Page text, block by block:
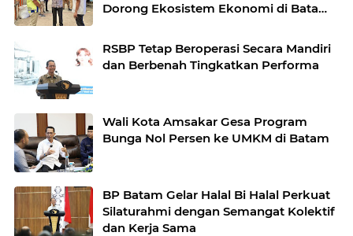
Dorong Ekosistem Ekonomi di Batam
RSBP Tetap Beroperasi Secara Mandiri
dan Berbenah Tingkatkan Performa
Wali Kota Amsakar Gesa Program
Bunga Nol Persen ke UMKM di Batam
BP Batam Gelar Halal Bi Halal Perkuat
Silaturahmi dengan Semangat Kolektif
dan Kerja Sama